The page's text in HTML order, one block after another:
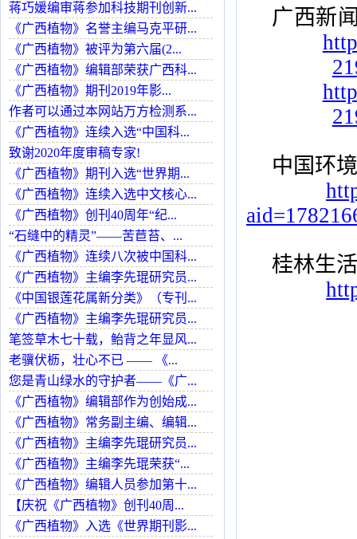
蒋巧媛编审蒋参加科技期刊创新...
《广西植物》名誉主编马克平研...
《广西植物》被评为第六届(2...
《广西植物》编辑部荣获广西科...
《广西植物》期刊2019年影...
作者可以通过本网站万方检测系...
《广西植物》连续入选“中国科...
致谢2020年度审稿专家!
《广西植物》期刊入选“世界期...
《广西植物》连续入选中文核心...
《广西植物》创刊40周年“纪...
“石缝中的精灵”——苦苣苔、...
《广西植物》连续八次被中国科...
《广西植物》主编李先琨研究员...
《中国银莲花属新分类》（专刊...
《广西植物》主编李先琨研究员...
笔签草木七十载，鲐背之年显风...
老骥伏枥，壮心不已 —— 《...
您是青山绿水的守护者——《广...
《广西植物》编辑部作为创始成...
《广西植物》常务副主编、编辑...
《广西植物》主编李先琨研究员...
《广西植物》主编李先琨荣获“...
《广西植物》编辑人员参加第十...
【庆祝《广西植物》创刊40周...
《广西植物》入选《世界期刊影...
广西新
中国环
桂林生